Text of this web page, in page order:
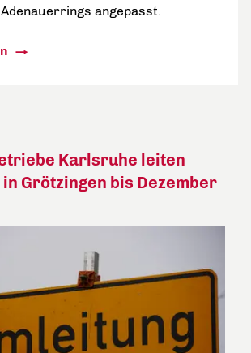
angepasst.
Karlsruhe leiten
Grötzingen bis Dezember